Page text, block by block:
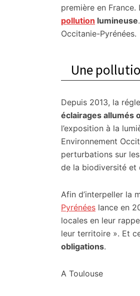
première en France.
pollution lumineuse
Occitanie-Pyrénées.
Une
Depuis 2013, la
éclairages allumés
l’exposition à la
Environnement
perturbations sur
de la biodiversité et
Afin d’interpeller la
Pyrénées lance en
locales en leur
leur territoire ». Et
obligations.
A Toulouse